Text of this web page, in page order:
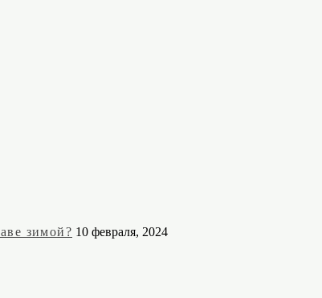
зимой? 10 февраля, 2024